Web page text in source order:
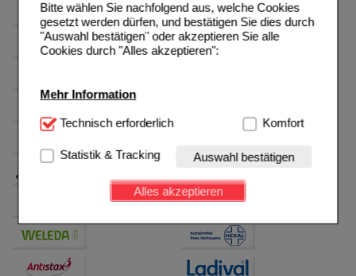
Bitte wählen Sie nachfolgend aus, welche Cookies
gesetzt werden dürfen, und bestätigen Sie dies durch
"Auswahl bestätigen" oder akzeptieren Sie alle
Cookies durch "Alles akzeptieren":
Mehr Information
Technisch Notwendig:Hierbei handelt es sich um
Website notwendig sind (z.B. Navigation, Warenkorb,
Kundenkonto), weshalb auf diese nicht verzichtet
werden kann.
Einkaufserlebnis noch ansprechender zu gestalten,
beispielsweise für die Wiedererkennung des
Verhaltensweisen (z.B. Spracheinstellung)
Technisch erforderlich Komfort
Statistik & Tracking Auswahl bestätigen
Alles akzeptieren